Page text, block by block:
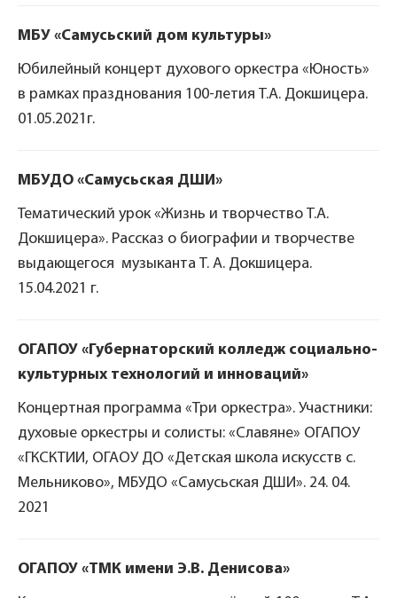
МБУ «Самусьский дом культуры»
Юбилейный концерт духового оркестра «Юность»
в рамках празднования 100-летия Т.А. Докшицера.
01.05.2021г.
МБУДО «Самусьская ДШИ»
Тематический урок «Жизнь и творчество Т.А.
Докшицера». Рассказ о биографии и творчестве
выдающегося музыканта Т. А. Докшицера.
15.04.2021 г.
ОГАПОУ «Губернаторский колледж социально-
культурных технологий и инноваций»
Концертная программа «Три оркестра». Участники:
духовые оркестры и солисты: «Славяне» ОГАПОУ
«ГКСКТИИ, ОГАОУ ДО «Детская школа искусств с.
Мельниково», МБУДО «Самусьская ДШИ». 24. 04.
2021
ОГАПОУ «ТМК имени Э.В. Денисова»